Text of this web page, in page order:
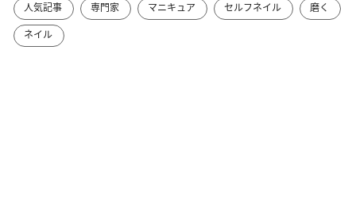
人気記事 専門家 マニキュア セルフネイル
磨く
ネイル